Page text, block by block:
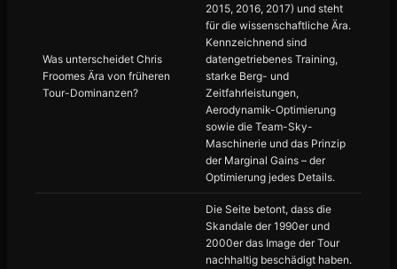
Was unterscheidet Chris
Froomes Ära von früheren
Tour-Dominanzen?
2015, 2016, 2017) und steht
für die wissenschaftliche Ära.
Kennzeichnend sind
datengetriebenes Training,
starke Berg- und
Zeitfahrleistungen,
Aerodynamik-Optimierung
sowie die Team-Sky-
Maschinerie und das Prinzip
der Marginal Gains – der
Optimierung jedes Details.
Die Seite betont, dass die
Skandale der 1990er und
2000er das Image der Tour
nachhaltig beschädigt haben.